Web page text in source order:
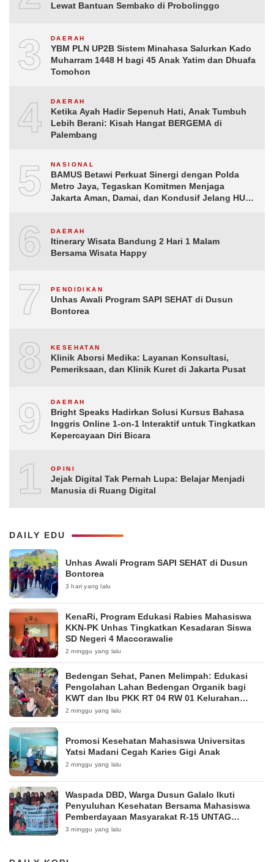
Lewat Bantuan Sembako di Probolinggo
3 DAERAH
YBM PLN UP2B Sistem Minahasa Salurkan Kado
Muharram 1448 H bagi 45 Anak Yatim dan Dhuafa
Tomohon
4 DAERAH
Ketika Ayah Hadir Sepenuh Hati, Anak Tumbuh
Lebih Berani: Kisah Hangat BERGEMA di
Palembang
5 NASIONAL
BAMUS Betawi Perkuat Sinergi dengan Polda
Metro Jaya, Tegaskan Komitmen Menjaga
Jakarta Aman, Damai, dan Kondusif Jelang HUT
6 DAERAH
Itinerary Wisata Bandung 2 Hari 1 Malam
Bersama Wisata Happy
7 PENDIDIKAN
Unhas Awali Program SAPI SEHAT di Dusun
Bontorea
8 KESEHATAN
Klinik Aborsi Medika: Layanan Konsultasi,
Pemeriksaan, dan Klinik Kuret di Jakarta Pusat
9 DAERAH
Bright Speaks Hadirkan Solusi Kursus Bahasa
Inggris Online 1-on-1 Interaktif untuk Tingkatkan
Kepercayaan Diri Bicara
10
OPINI
Jejak Digital Tak Pernah Lupa: Belajar Menjadi
Manusia di Ruang Digital
DAILY EDU
Unhas Awali Program SAPI SEHAT di Dusun
Bontorea
3 hari yang lalu
KenaRi, Program Edukasi Rabies Mahasiswa
KKN-PK Unhas Tingkatkan Kesadaran Siswa
SD Negeri 4 Maccorawalie
2 minggu yang lalu
Bedengan Sehat, Panen Melimpah: Edukasi
Pengolahan Lahan Bedengan Organik bagi
KWT dan Ibu PKK RT 04 RW 01 Kelurahan
Pakintelan
2 minggu yang lalu
Promosi Kesehatan Mahasiswa Universitas
Yatsi Madani Cegah Karies Gigi Anak
2 minggu yang lalu
Waspada DBD, Warga Dusun Galalo Ikuti
Penyuluhan Kesehatan Bersama Mahasiswa
Pemberdayaan Masyarakat R-15 UNTAG
Surabaya 2026
3 minggu yang lalu